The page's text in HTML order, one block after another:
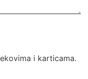
i karticama.